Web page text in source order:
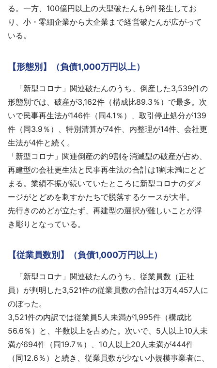
る。一方、100億円以上の大型破たんも9件発生してお
り、小・零細企業から大企業まで経営破たんが広がって
いる。
【形態別】（負債1,000万円以上）
「新型コロナ」関連破たんのうち、倒産した3,539件の
形態別では、破産が3,162件（構成比89.3％）で最多。次
いで民事再生法が146件（同4.1％）、取引停止処分が139
件（同3.9％）、特別清算が74件、内整理が14件、会社更
生法が4件と続く。
「新型コロナ」関連倒産の約9割を消滅型の破産が占め、
再建型の会社更生法と民事再生法の合計は1割未満にとど
まる。業績不振が続いていたところに新型コロナのダメ
ージがとどめを刺すかたちで脱落するケースが大半。
先行きのめどが立たず、再建型の選択が難しいことが浮
き彫りとなっている。
【従業員数別】（負債1,000万円以上）
「新型コロナ」関連破たんのうち、従業員数（正社
員）が判明した3,521件の従業員数の合計は3万4,457人に
のぼった。
3,521件の内訳では従業員5人未満が1,995件（構成比
56.6％）と、半数以上を占めた。次いで、5人以上10人未
満が694件（同19.7％）、10人以上20人未満が444件
（同12.6％）と続き、従業員数が少ない小規模事業者に、